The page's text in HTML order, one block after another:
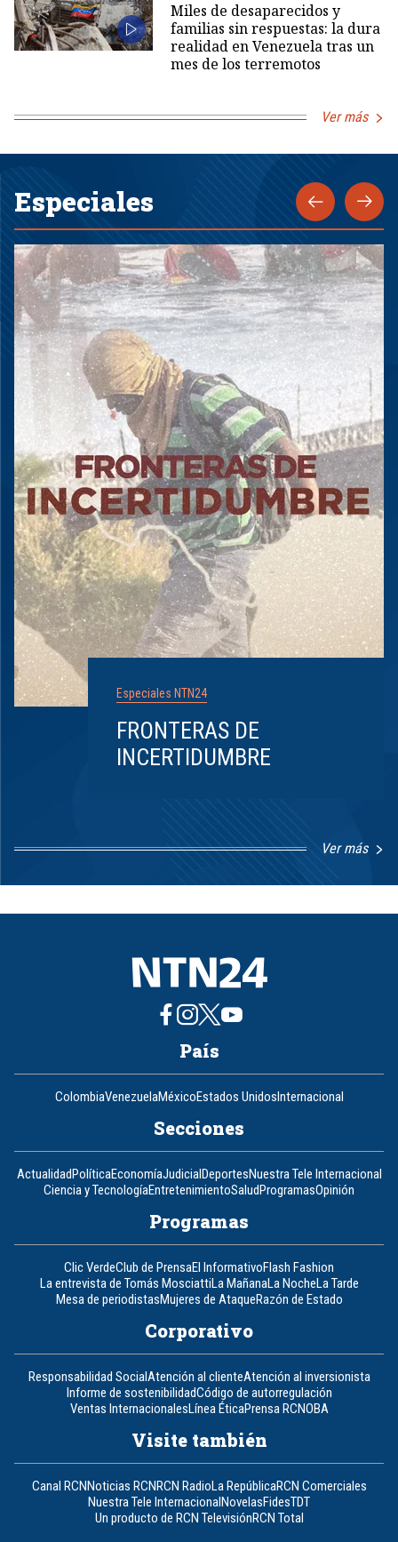
Miles de desaparecidos y
familias sin respuestas: la dura
realidad en Venezuela tras un
mes de los terremotos
Ver más
Especiales
Especiales NTN24
FRONTERAS DE
INCERTIDUMBRE
Ver más
1
8
País
ColombiaVenezuelaMéxicoEstados UnidosInternacional
Secciones
ActualidadPolíticaEconomíaJudicialDeportesNuestra Tele Internacional
Ciencia y TecnologíaEntretenimientoSaludProgramasOpinión
Programas
Clic VerdeClub de PrensaEl InformativoFlash Fashion
La entrevista de Tomás MosciattiLa MañanaLa NocheLa Tarde
Mesa de periodistasMujeres de AtaqueRazón de Estado
Corporativo
Responsabilidad SocialAtención al clienteAtención al inversionista
Informe de sostenibilidadCódigo de autorregulación
Ventas InternacionalesLínea ÉticaPrensa RCNOBA
Visite también
Canal RCNNoticias RCNRCN RadioLa RepúblicaRCN Comerciales
Nuestra Tele InternacionalNovelasFidesTDT
Un producto de RCN TelevisiónRCN Total